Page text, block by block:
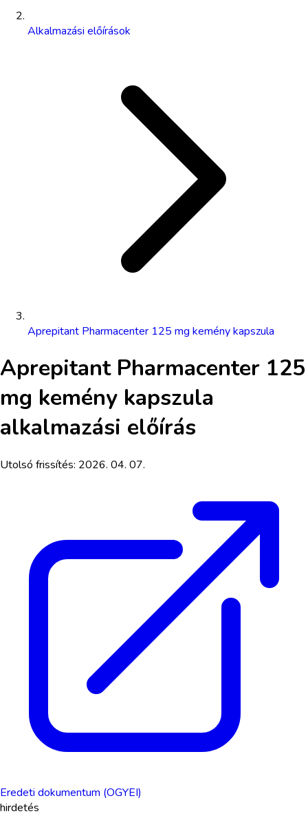
Alkalmazási előírások
Aprepitant Pharmacenter 125 mg kemény kapszula
Aprepitant Pharmacenter 125
mg kemény kapszula
alkalmazási előírás
Utolsó frissítés: 2026. 04. 07.
Eredeti dokumentum (OGYEI)
hirdetés